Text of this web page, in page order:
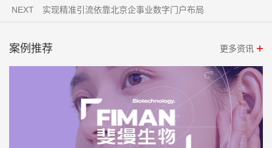
NEXT 实现精准引流依靠北京企事业数字门户布局
案例推荐 更多资讯